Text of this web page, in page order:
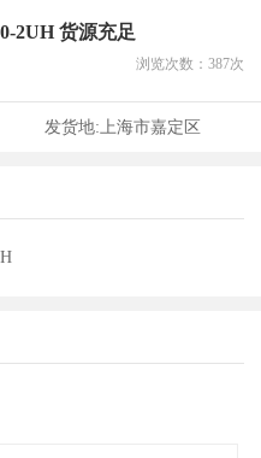
2UH 货源充足
浏览次数： 387次
发货地: 上海市嘉定区